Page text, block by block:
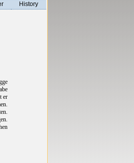
History
er